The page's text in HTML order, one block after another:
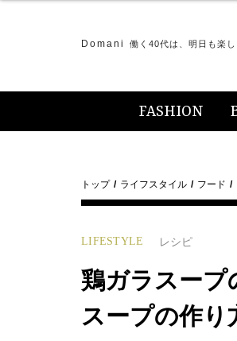
Domani 働く40代は、明日も楽し
FASHION
トップ ライフスタイル フード
LIFESTYLE レシピ
鶏ガラスープ
スープの作り